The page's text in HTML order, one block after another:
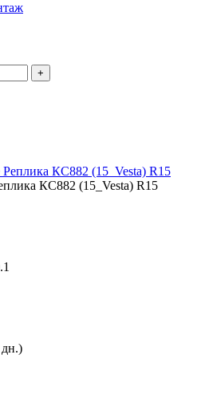
+
КС882 (15_Vesta) R15
дн.)